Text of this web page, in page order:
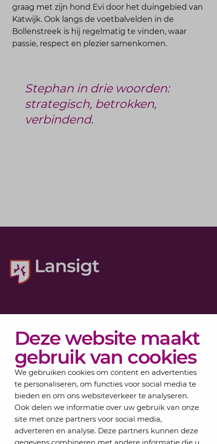
Deze website maakt
gebruik van cookies
We gebruiken cookies om content en advertenties
te personaliseren, om functies voor social media te
bieden en om ons websiteverkeer te analyseren.
Ook delen we informatie over uw gebruik van onze
site met onze partners voor social media,
adverteren en analyse. Deze partners kunnen deze
graag met zijn hond Evi door het duingebied van
Katwijk. Ook langs de voetbalvelden in de
Bollenstreek is hij regelmatig te vinden, waar
passie, respect en plezier samenkomen.
Stephan in drie woorden:
strategisch, betrokken,
verbindend.
Actueel
Over Lansigt
Contact
Schrijf je in voor onze nieuwsbrief
Elke maand bundelen de adviseurs van Lansigt in
de eSigt het nieuws.